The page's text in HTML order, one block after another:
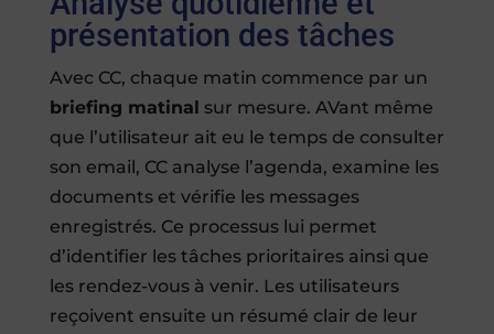
présentation des tâches
Avec CC, chaque matin commence par un
briefing matinal sur mesure. AVant même
que l’utilisateur ait eu le temps de consulter
son email, CC analyse l’agenda, examine les
documents et vérifie les messages
enregistrés. Ce processus lui permet
d’identifier les tâches prioritaires ainsi que
les rendez-vous à venir. Les utilisateurs
reçoivent ensuite un résumé clair de leur